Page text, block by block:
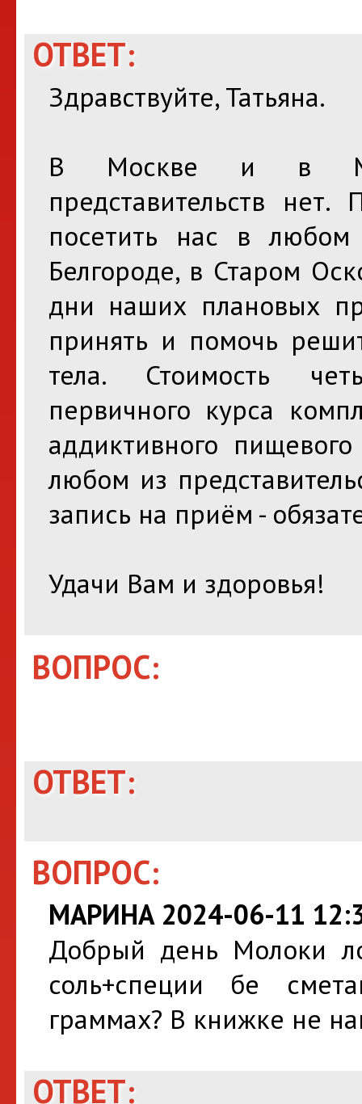
ОТВЕТ:
Здравствуйте, Татьяна.
В Москве и в
представительств
посетить нас в любом
Белгороде, в Старом
дни наших плановых
принять и помочь
тела. Стоимость
первичного курса
аддиктивного
любом из
запись на приём -
Удачи Вам и здоровья!
ВОПРОС:
ОТВЕТ:
ВОПРОС:
МАРИНА 2024-06-11
Добрый день Молоки
соль+специи бе
граммах? В книжке не
ОТВЕТ: